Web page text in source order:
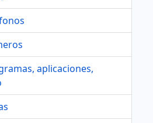
aplicaciones,